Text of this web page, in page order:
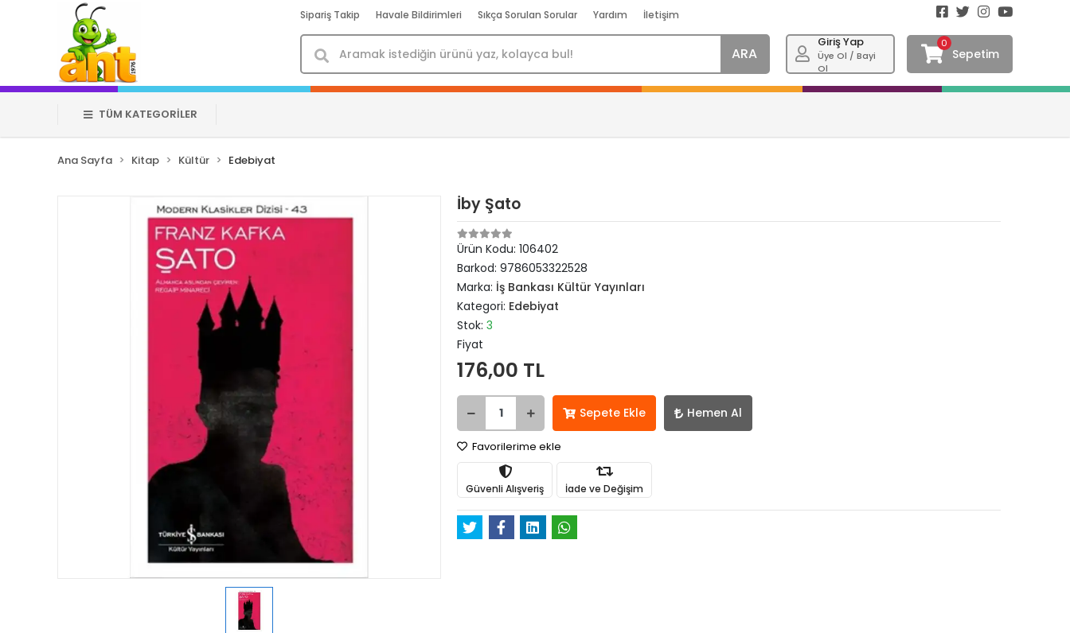
Sipariş Takip Havale Bildirimleri Sıkça Sorulan Sorular Yardım İletişim
ARA
Giriş Yap
Üye Ol / Bayi
Ol
0
Sepetim
TÜM KATEGORİLER
Ana Sayfa Kitap Kültür Edebiyat
İby Şato
Ürün Kodu:106402
Barkod:9786053322528
Marka: İş Bankası Kültür Yayınları
Kategori: Edebiyat
Stok:3
Fiyat
176,00 TL
Sepete Ekle Hemen Al
Favorilerime ekle
Güvenli Alışveriş İade ve Değişim